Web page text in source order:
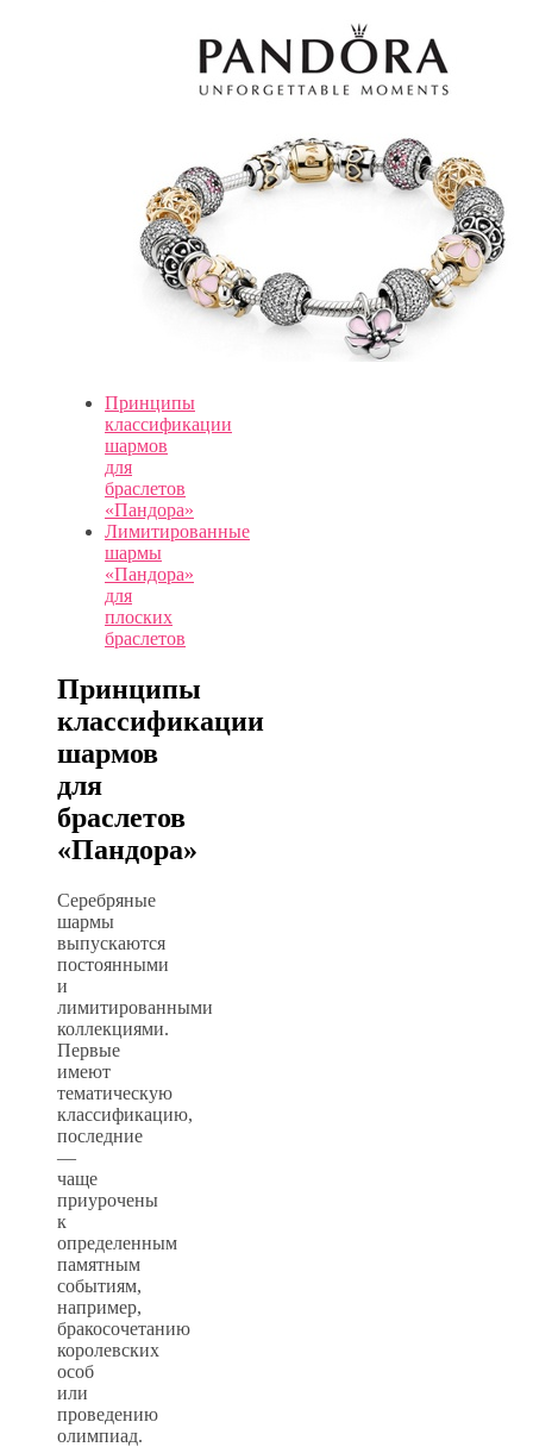
Принципы
классификации
шармов
для
браслетов
«Пандора»
Лимитированные
шармы
«Пандора»
для
плоских
браслетов
Принципы
классификации
шармов
для
браслетов
«Пандора»
Серебряные
шармы
выпускаются
постоянными
и
лимитированными
коллекциями.
Первые
имеют
тематическую
классификацию,
последние
—
чаще
приурочены
к
определенным
памятным
событиям,
например,
бракосочетанию
королевских
особ
или
проведению
олимпиад.